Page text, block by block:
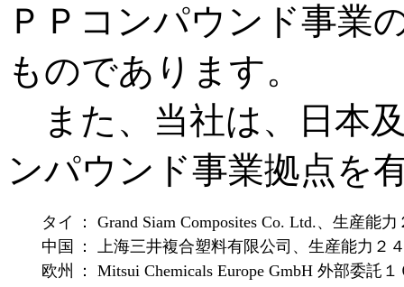
ＰＰコンパウンド事業
ものであります。
また、当社は、日本
ンパウンド事業拠点を
タイ
： Grand Siam Composites Co. Ltd.、生産能
中国
： 上海三井複合塑料有限公司、生産能力２
欧州
： Mitsui Chemicals Europe GmbH 外部委託